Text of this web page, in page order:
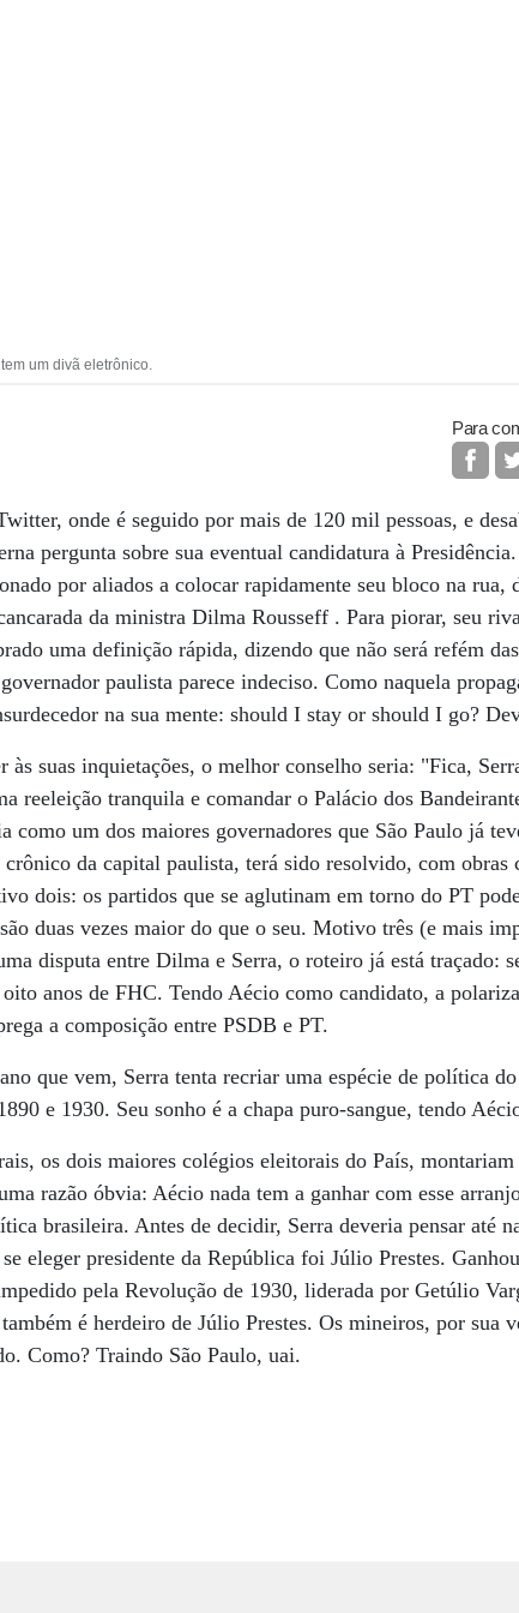
um divã eletrônico.
Para
onde é seguido por mais de 120 mil pessoas, e
pergunta sobre sua eventual candidatura à
por aliados a colocar rapidamente seu bloco na rua,
da ministra Dilma Rousseff . Para piorar, seu
uma definição rápida, dizendo que não será refém
paulista parece indeciso. Como naquela
na sua mente: should I stay or should I go?
às suas inquietações, o melhor conselho seria: "Fica,
reeleição tranquila e comandar o Palácio dos
como um dos maiores governadores que São Paulo já
da capital paulista, terá sido resolvido, com obras
dois: os partidos que se aglutinam em torno do PT
duas vezes maior do que o seu. Motivo três (e mais
disputa entre Dilma e Serra, o roteiro já está traçado:
anos de FHC. Tendo Aécio como candidato, a
a composição entre PSDB e PT.
que vem, Serra tenta recriar uma espécie de política
e 1930. Seu sonho é a chapa puro-sangue, tendo
os dois maiores colégios eleitorais do País,
razão óbvia: Aécio nada tem a ganhar com esse
brasileira. Antes de decidir, Serra deveria pensar até
eleger presidente da República foi Júlio Prestes.
pela Revolução de 1930, liderada por Getúlio
é herdeiro de Júlio Prestes. Os mineiros, por sua
Como? Traindo São Paulo, uai.